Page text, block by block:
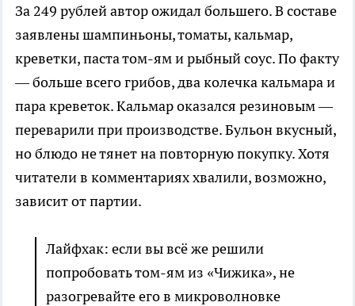
За 249 рублей автор ожидал большего. В составе
заявлены шампиньоны, томаты, кальмар,
креветки, паста том-ям и рыбный соус. По факту
— больше всего грибов, два колечка кальмара и
пара креветок. Кальмар оказался резиновым —
переварили при производстве. Бульон вкусный,
но блюдо не тянет на повторную покупку. Хотя
читатели в комментариях хвалили, возможно,
зависит от партии.
Лайфхак: если вы всё же решили
попробовать том-ям из «Чижика», не
разогревайте его в микроволновке